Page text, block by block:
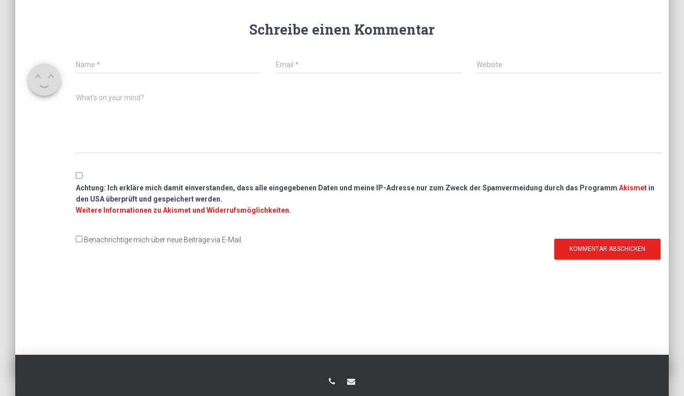
Schreibe einen Kommentar
Name * Email* Website
What's on your mind?
Achtung: Ich erkläre mich damit einverstanden, dass alle eingegebenen Daten und meine IP-Adresse nur zum Zweck der Spamvermeidung durch das Programm Akismet in
den USA überprüft und gespeichert werden.
Weitere Informationen zu Akismet und Widerrufsmöglichkeiten.
Benachrichtige mich über neue Beiträge via E-Mail.